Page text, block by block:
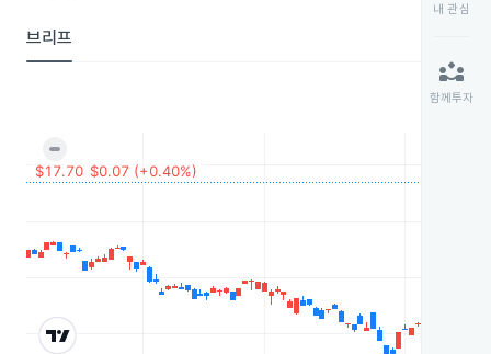
브리프
내 관심
partner_exchange
함께투자